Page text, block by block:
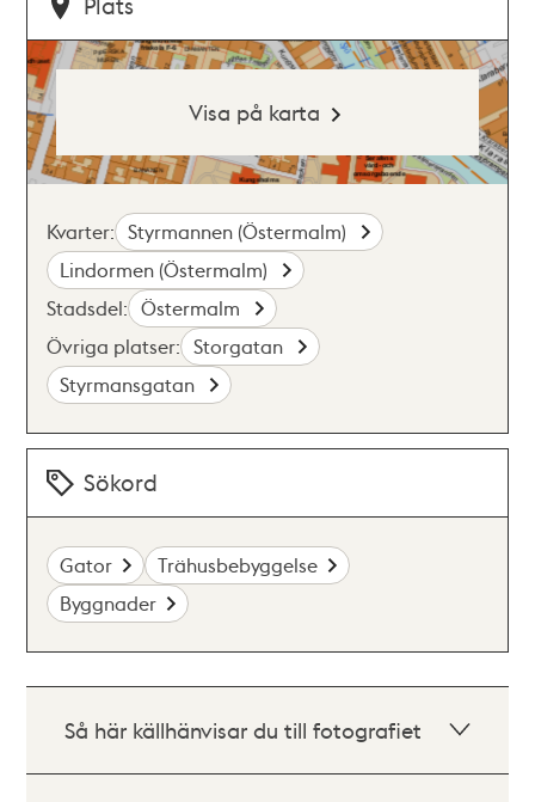
Visa på karta
Kvarter: Styrmannen (Östermalm)
Lindormen (Östermalm)
Stadsdel: Östermalm
Övriga platser: Storgatan
Styrmansgatan
Sökord
Gator
Trähusbebyggelse
Byggnader
Så här källhänvisar du till fotografiet